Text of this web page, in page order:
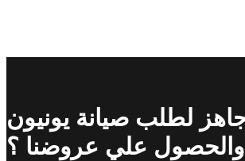
لطلب صيانة يونيون
والحصول علي عروضنا ؟